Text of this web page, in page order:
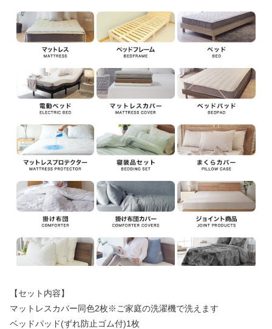
【セット内容】
マットレスカバー同色2枚※ご家庭の洗濯機で洗えます
ベッドパッド(ずれ防止ゴム付)1枚